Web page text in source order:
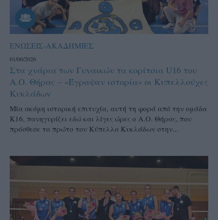
ΕΝΩΣΕΙΣ-ΑΚΑΔΗΜΙΕΣ
01/06/2026
Στα χνάρια των Γυναικών τα κορίτσια U16 του
Α.Ο. Θήρας – «Έγραψαν ιστορία» οι Κυπελλούχες
Κυκλάδων
Μία ακόμη ιστορική επιτυχία, αυτή τη φορά από την ομάδα
Κ16, πανηγυρίζει εδώ και λίγες ώρες ο Α.Ο. Θήρας, που
πρόσθεσε το πρώτο του Κύπελλο Κυκλάδων στην...